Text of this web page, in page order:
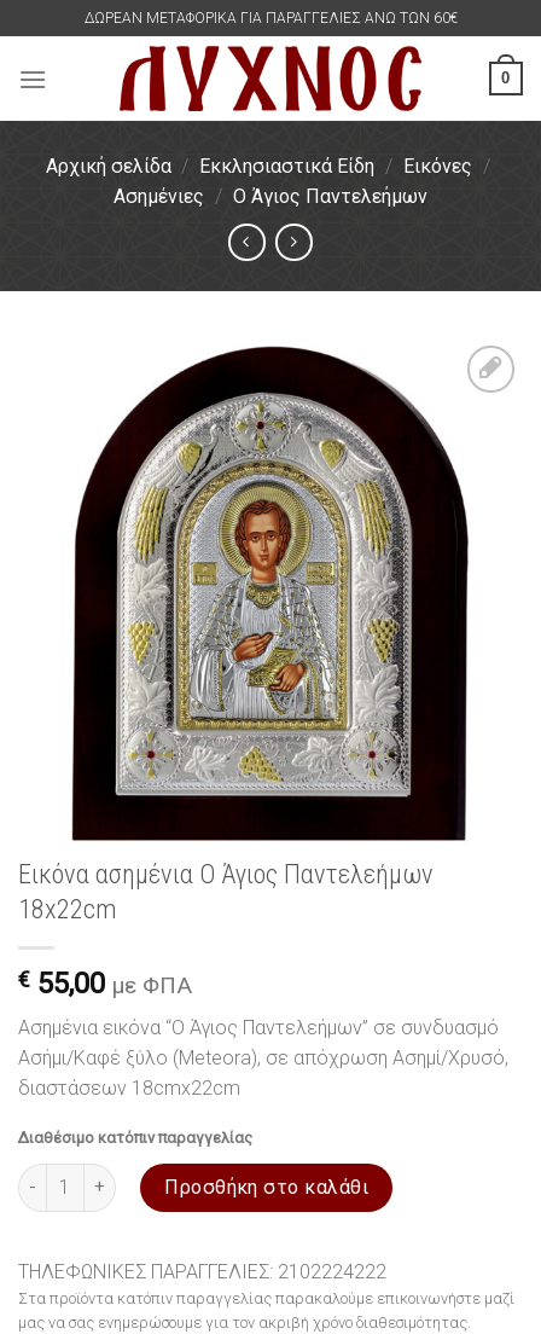
content
ΔΩΡΕΑΝ ΜΕΤΑΦΟΡΙΚΑ ΓΙΑ ΠΑΡΑΓΓΕΛΙΕΣ ΑΝΩ ΤΩΝ 60€
0
Αρχική σελίδα / Εκκλησιαστικά Είδη / Εικόνες /
Ασημένιες / Ο Άγιος Παντελεήμων
λίστα
επιθυμιών
Εικόνα ασημένια Ο Άγιος Παντελεήμων
18x22cm
€ 55,00 με ΦΠΑ
Ασημένια εικόνα “Ο Άγιος Παντελεήμων” σε συνδυασμό
Ασήμι/Καφέ ξύλο (Meteora), σε απόχρωση Ασημί/Χρυσό,
διαστάσεων 18cmx22cm
Διαθέσιμο κατόπιν παραγγελίας
Εικόνα ασημένια Ο Άγιος Παντελεήμων 18x22cm ποσότητα
Προσθήκη στο καλάθι
ΤΗΛΕΦΩΝΙΚΕΣ ΠΑΡΑΓΓΕΛΙΕΣ: 2102224222
Στα προϊόντα κατόπιν παραγγελίας παρακαλούμε επικοινωνήστε μαζί
μας να σας ενημερώσουμε για τον ακριβή χρόνο διαθεσιμότητας.